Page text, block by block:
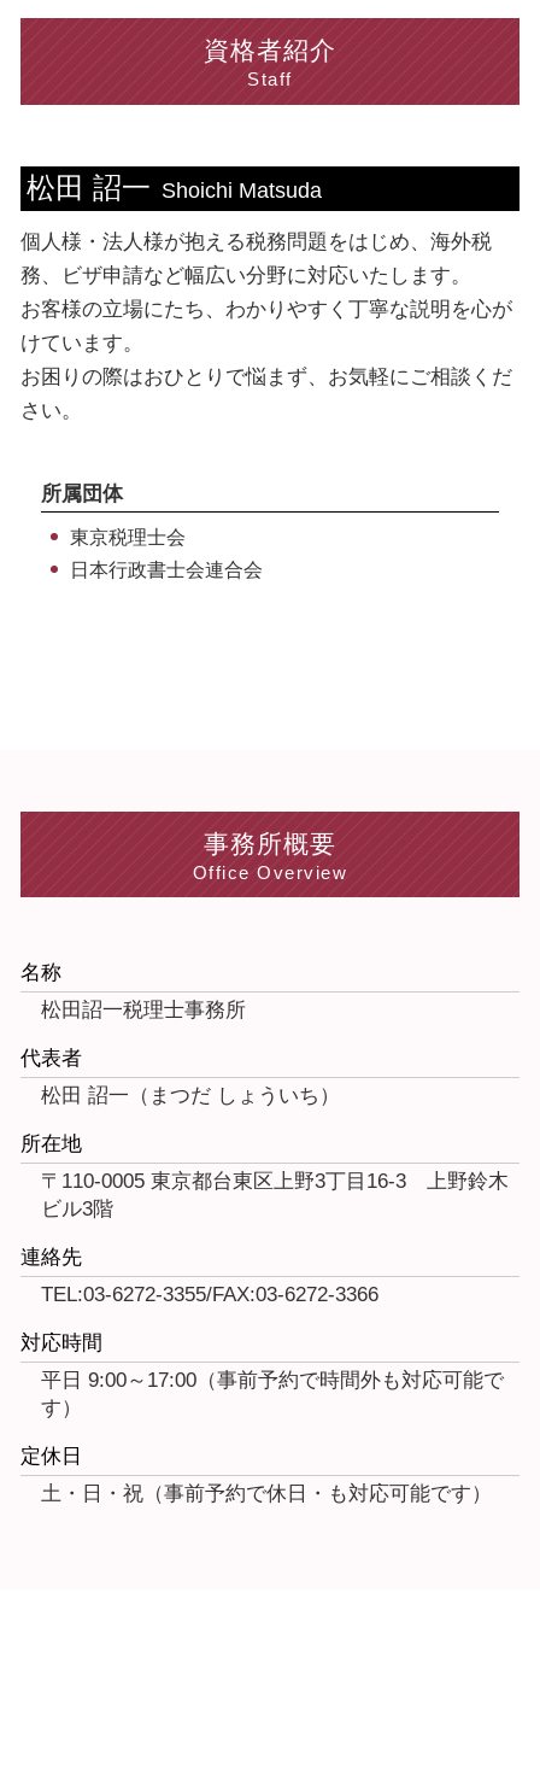
融資 事業計画書
税務書類 必要書類
税務調査 対策
賃上げ促進税制 計算方法
税務調査 期間
税務書類 手続き
赤字 法人税
ビザ申請 依頼
資格外活動許可 とは
ビザ申請 専門家 相談
ビザ申請 専門家
ビザ申請 費用
ビザ申請 手続き
ビザ申請 必要書類
就労 ビザ 種類
ビザ申請 代行 メリット
法人 神奈川県 相談
個人 中央区 税理士
ビザ申請 東京都 相談
ビザ申請 渋谷区 相談
税務相談 千葉県 相談
個人 埼玉県 相談
個人 東京都 相談
税務相談 神奈川県 相談
ビザ申請 千葉県 税理士
個人 千葉県 税理士
資格者紹介
Staff
松田 詔一 Shoichi Matsuda
個人様・法人様が抱える税務問題をはじめ、海外税
務、ビザ申請など幅広い分野に対応いたします。
お客様の立場にたち、わかりやすく丁寧な説明を心が
けています。
お困りの際はおひとりで悩まず、お気軽にご相談くだ
さい。
所属団体
東京税理士会
日本行政書士会連合会
事務所概要
Office Overview
名称
松田詔一税理士事務所
代表者
松田 詔一（まつだ しょういち）
所在地
〒110-0005 東京都台東区上野3丁目16-3 上野鈴木
ビル3階
連絡先
TEL:03-6272-3355/FAX:03-6272-3366
対応時間
平日 9:00～17:00（事前予約で時間外も対応可能で
す）
定休日
土・日・祝（事前予約で休日・も対応可能です）